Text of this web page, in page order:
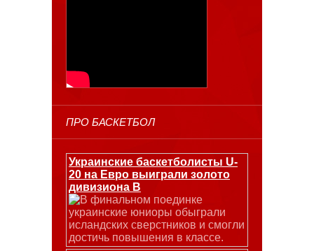
ПРО БАСКЕТБОЛ
Украинские баскетболисты U-
20 на Евро выиграли золото
дивизиона В
В финальном поединке
украинские юниоры обыграли
исландских сверстников и смогли
достичь повышения в классе.